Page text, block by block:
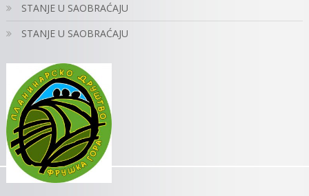
STANJE U SAOBRAĆAJU
STANJE U SAOBRAĆAJU